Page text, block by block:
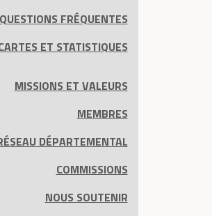
QUESTIONS FRÉQUENTES
ET STATISTIQUES
MISSIONS ET VALEURS
MEMBRES
DÉPARTEMENTAL
COMMISSIONS
NOUS SOUTENIR